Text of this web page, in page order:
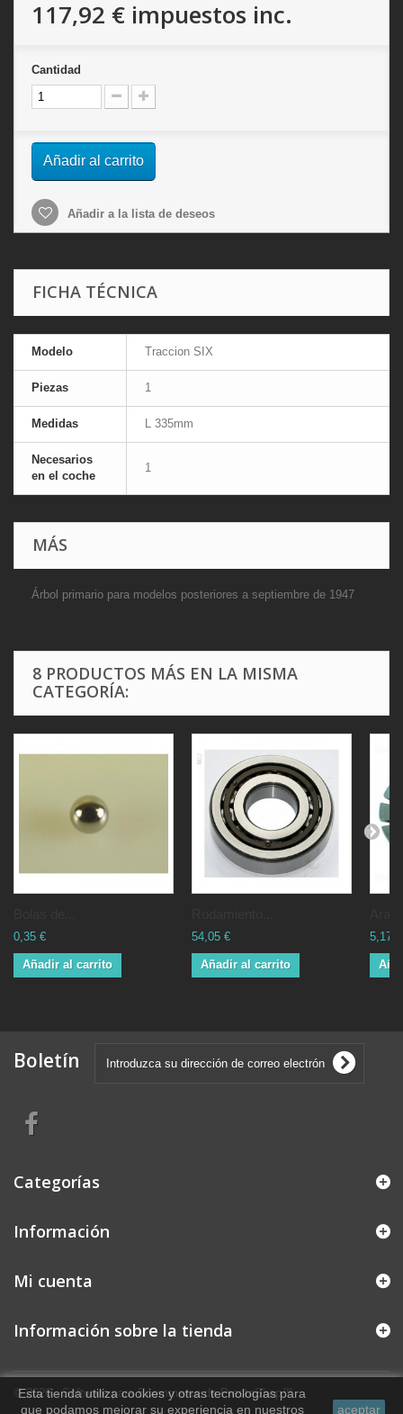
117,92 € impuestos inc.
Cantidad
Añadir al carrito
Añadir a la lista de deseos
FICHA TÉCNICA
Modelo Traccion SIX
Piezas 1
Medidas L 335mm
Necesarios
en el coche
1
MÁS
Árbol primario para modelos posteriores a septiembre de 1947
8 PRODUCTOS MÁS EN LA MISMA
CATEGORÍA:
0,35 €
Añadir al carrito
54,05 €
Añadir al carrito
5,17 €
Boletín
Categorías
Información
© 2026 - Software para Ecommerce de PrestaShop™
Mi cuenta
Información sobre la tienda
Esta tienda utiliza cookies y otras tecnologías para
que podamos mejorar su experiencia en nuestros
aceptar